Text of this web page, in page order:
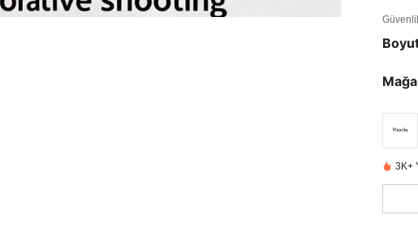
3K+